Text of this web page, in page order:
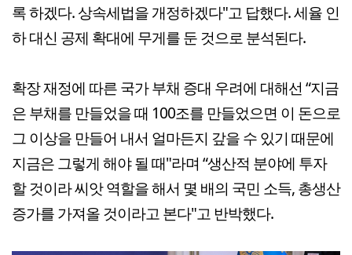
록 하겠다. 상속세법을 개정하겠다"고 답했다. 세율 인
하 대신 공제 확대에 무게를 둔 것으로 분석된다.
확장 재정에 따른 국가 부채 증대 우려에 대해선 “지금
은 부채를 만들었을 때 100조를 만들었으면 이 돈으로
그 이상을 만들어 내서 얼마든지 갚을 수 있기 때문에
지금은 그렇게 해야 될 때"라며 “생산적 분야에 투자
할 것이라 씨앗 역할을 해서 몇 배의 국민 소득, 총생산
증가를 가져올 것이라고 본다"고 반박했다.